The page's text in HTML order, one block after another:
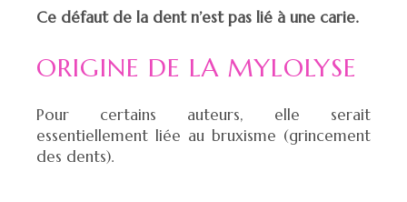
Ce défaut de la dent n’est pas lié à une carie.
ORIGINE DE LA MYLOLYSE
Pour certains auteurs, elle serait
essentiellement liée au bruxisme (grincement
des dents).